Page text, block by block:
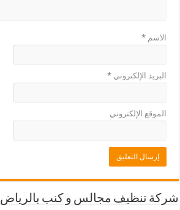
الاسم*
البريد الإلكتروني*
الموقع الإلكتروني
شركة تنظيف مجالس و كنب بالرياض